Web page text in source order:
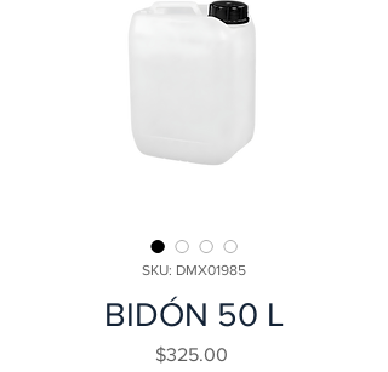
SKU: DMX01985
BIDÓN 50 L
$325.00Precio